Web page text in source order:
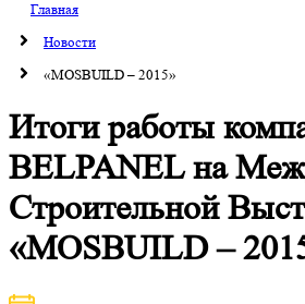
Главная
Новости
«MOSBUILD – 2015»
Итоги работы
BELPANEL на
Строительной
«MOSBUILD –